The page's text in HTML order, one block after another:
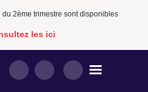
2ème trimestre sont disponibles
les ici